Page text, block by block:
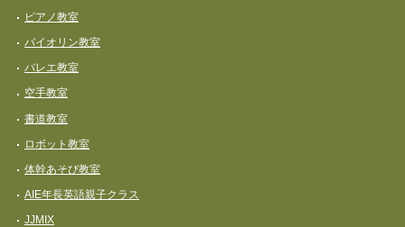
ピアノ教室
バイオリン教室
バレエ教室
空手教室
書道教室
ロボット教室
体幹あそび教室
AIE年長英語親子クラス
JJMIX